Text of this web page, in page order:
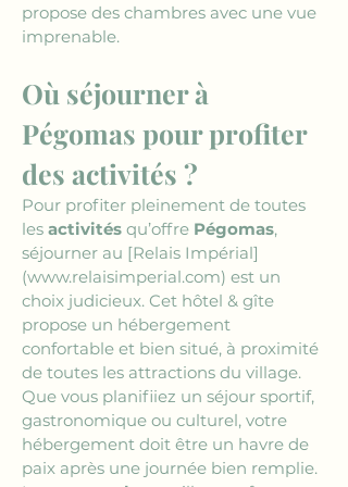
propose des chambres avec une vue
imprenable.
Où séjourner à
Pégomas pour profiter
des activités ?
Pour profiter pleinement de toutes
les activités qu’offre Pégomas,
séjourner au [Relais Impérial]
(www.relaisimperial.com) est un
choix judicieux. Cet hôtel & gîte
propose un hébergement
confortable et bien situé, à proximité
de toutes les attractions du village.
Que vous planifiiez un séjour sportif,
gastronomique ou culturel, votre
hébergement doit être un havre de
paix après une journée bien remplie.